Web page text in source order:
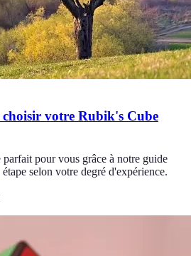
votre Rubik's Cube
pour vous grâce à notre guide
selon votre degré d'expérience.